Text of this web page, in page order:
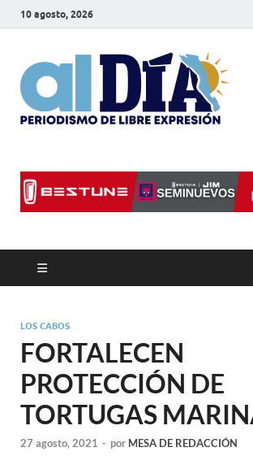
10 agosto, 2026
LOS CABOS
FORTALECEN
PROTECCIÓN DE
TORTUGAS
27 agosto, 2021 - por MESA DE REDACCIÓN